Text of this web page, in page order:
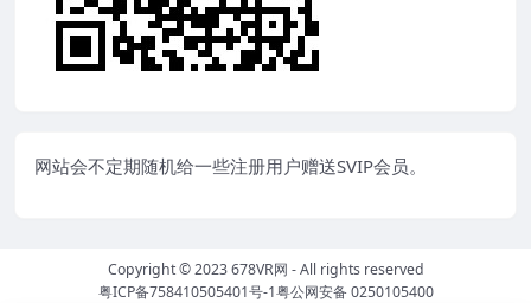
网站会不定期随机给一些注册用户赠送SVIP会员。
Copyright © 2023678VR网 - All rights reserved
粤ICP备758410505401号-1粤公网安备 0250105400